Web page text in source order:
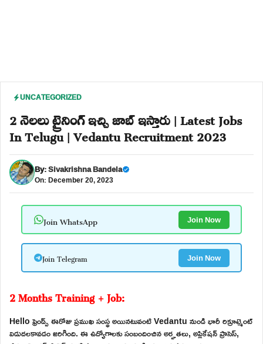
UNCATEGORIZED
2 నెలలు ట్రైనింగ్ ఇచ్చి జాబ్ ఇస్తారు | Latest Jobs
In Telugu | Vedantu Recruitment 2023
By:Sivakrishna Bandela
On: December 20, 2023
Join WhatsApp Join Now
Join Telegram Join Now
2 Months Training + Job:
Hello ఫ్రెండ్స్ ఈరోజు ప్రముఖ సంస్థ అయినటువంటి Vedantu నుండి భారీ రిక్రూట్మెంట్
విడుదలకావడం జరిగింది. ఈ ఉద్యోగాలకు సంబందించిన అర్హతలు, అప్లికేషన్ ప్రాసెస్,